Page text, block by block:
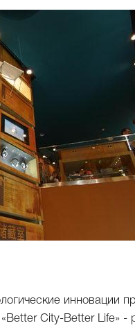
инновации
City-Better Life» -